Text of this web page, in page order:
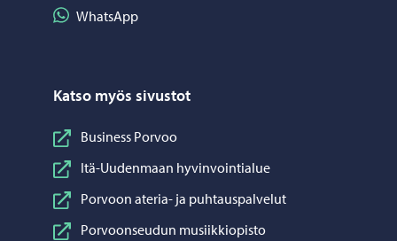
Jaa WhatsApp
WhatsApp
Katso myös sivustot
Business Porvoo
Itä-Uudenmaan hyvinvointialue
Porvoon ateria- ja puhtauspalvelut
Porvoonseudun musiikkiopisto